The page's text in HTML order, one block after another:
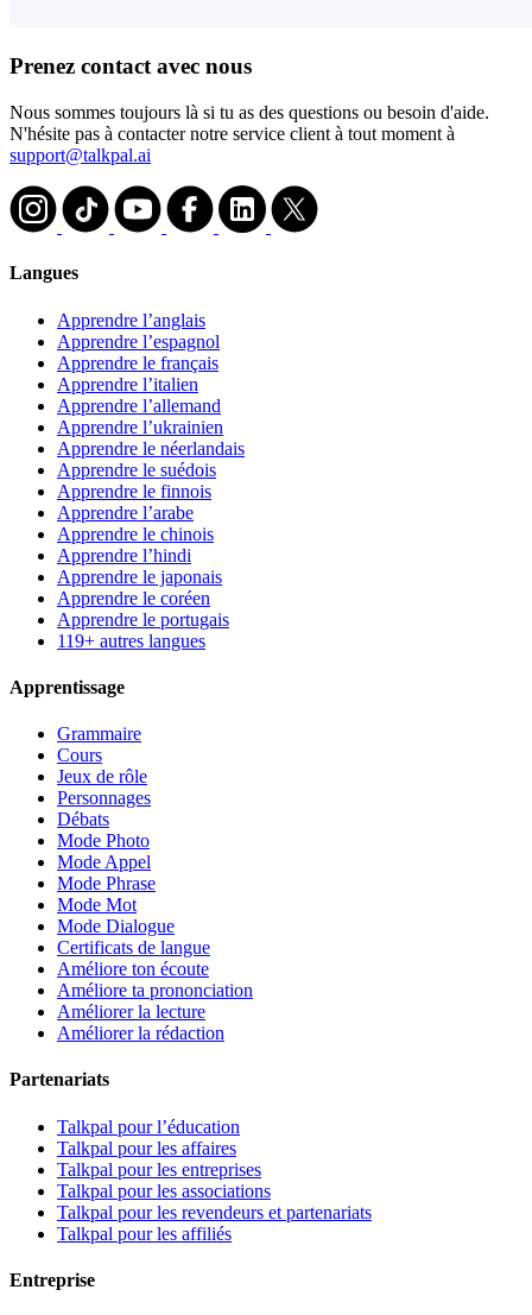
Prenez contact avec nous
Nous sommes toujours là si tu as des questions ou besoin d'aide.
N'hésite pas à contacter notre service client à tout moment à
support@talkpal.ai
Langues
Apprendre l’anglais
Apprendre l’espagnol
Apprendre le français
Apprendre l’italien
Apprendre l’allemand
Apprendre l’ukrainien
Apprendre le néerlandais
Apprendre le suédois
Apprendre le finnois
Apprendre l’arabe
Apprendre le chinois
Apprendre l’hindi
Apprendre le japonais
Apprendre le coréen
Apprendre le portugais
119+ autres langues
Apprentissage
Grammaire
Cours
Jeux de rôle
Personnages
Débats
Mode Photo
Mode Appel
Mode Phrase
Mode Mot
Mode Dialogue
Certificats de langue
Améliore ton écoute
Améliore ta prononciation
Améliorer la lecture
Améliorer la rédaction
Partenariats
Talkpal pour l’éducation
Talkpal pour les affaires
Talkpal pour les entreprises
Talkpal pour les associations
Talkpal pour les revendeurs et partenariats
Talkpal pour les affiliés
Entreprise